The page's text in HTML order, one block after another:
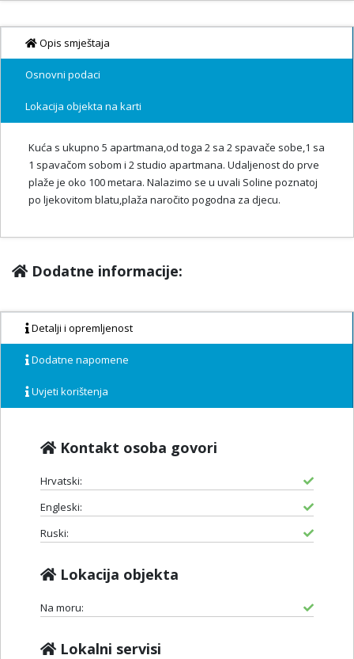
Opis smještaja
Osnovni podaci
Lokacija objekta na karti
Kuća s ukupno 5 apartmana,od toga 2 sa 2 spavače sobe,1 sa
1 spavačom sobom i 2 studio apartmana. Udaljenost do prve
plaže je oko 100 metara. Nalazimo se u uvali Soline poznatoj
po ljekovitom blatu,plaža naročito pogodna za djecu.
Dodatne informacije:
Detalji i opremljenost
Dodatne napomene
Uvjeti korištenja
Kontakt osoba govori
Hrvatski:
Engleski:
Ruski:
Lokacija objekta
Na moru:
Lokalni servisi